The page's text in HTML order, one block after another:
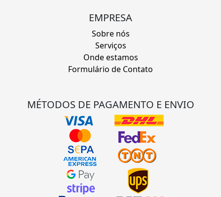
EMPRESA
Sobre nós
Serviços
Onde estamos
Formulário de Contato
MÉTODOS DE PAGAMENTO E ENVIO